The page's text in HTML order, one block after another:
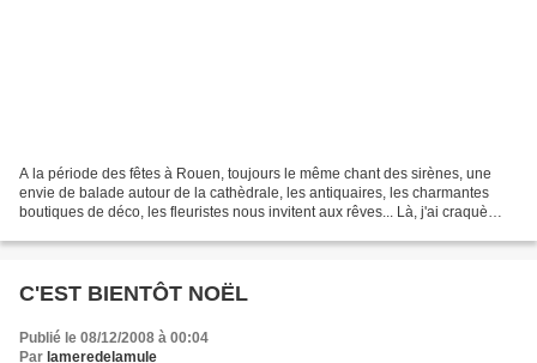
A la période des fêtes à Rouen, toujours le même chant des sirènes, une
envie de balade autour de la cathèdrale, les antiquaires, les charmantes
boutiques de déco, les fleuristes nous invitent aux rêves... Là, j'ai craquè
C'EST BIENTÔT NOËL
Publié le 08/12/2008 à 00:04
Par lameredelamule